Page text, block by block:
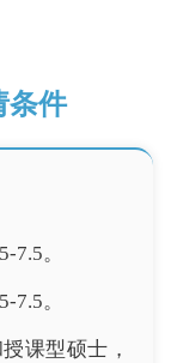
条件
7.5。
7.5。
课型硕士，